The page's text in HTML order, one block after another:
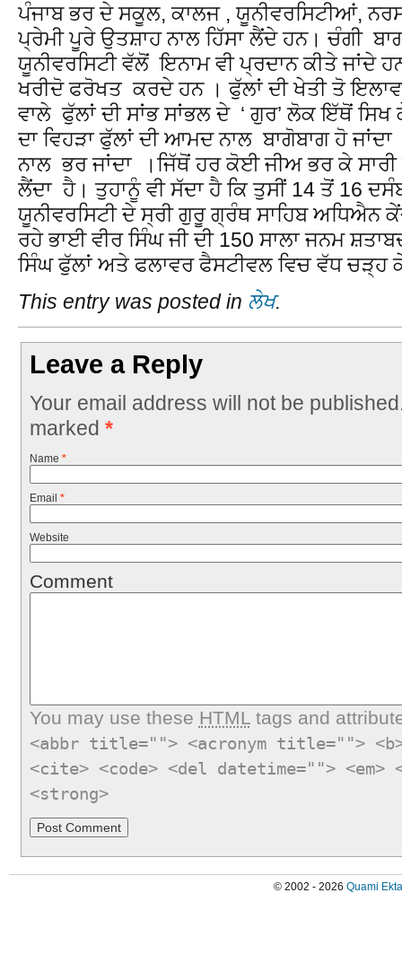
ਪੰਜਾਬ ਭਰ ਦੇ ਸਕੂਲ, ਕਾਲਜ , ਯੂਨੀਵਰਸਿਟੀਆਂ,
ਪ੍ਰੇਮੀ ਪੂਰੇ ਉਤਸ਼ਾਹ ਨਾਲ ਹਿੱਸਾ ਲੈਂਦੇ ਹਨ। ਚੰਗੀ
ਯੂਨੀਵਰਸਿਟੀ ਵੱਲੋਂ ਇਨਾਮ ਵੀ ਪ੍ਰਦਾਨ ਕੀਤੇ ਜਾਂਦੇ
ਖਰੀਦੋ ਫਰੋਖਤ ਕਰਦੇ ਹਨ । ਫੁੱਲਾਂ ਦੀ ਖੇਤੀ ਤੋ
ਵਾਲੇ ਫੁੱਲਾਂ ਦੀ ਸਾਂਭ ਸਾਂਭਲ ਦੇ ‘ ਗੁਰ’ ਲੋਕ ਇੱਥੋਂ
ਦਾ ਵਿਹੜਾ ਫੁੱਲਾਂ ਦੀ ਆਮਦ ਨਾਲ ਬਾਗੋਬਾਗ ਹੋ
ਨਾਲ ਭਰ ਜਾਂਦਾ ।ਜਿੱਥੋਂ ਹਰ ਕੋਈ ਜੀਅ ਭਰ ਕੇ
ਲੈਂਦਾ ਹੈ। ਤੁਹਾਨੂੰ ਵੀ ਸੱਦਾ ਹੈ ਕਿ ਤੁਸੀਂ 14 ਤੋਂ 16
ਯੂਨੀਵਰਸਿਟੀ ਦੇ ਸ੍ਰੀ ਗੁਰੂ ਗ੍ਰੰਥ ਸਾਹਿਬ
ਰਹੇ ਭਾਈ ਵੀਰ ਸਿੰਘ ਜੀ ਦੀ 150 ਸਾਲਾ ਜਨਮ
ਸਿੰਘ ਫੁੱਲਾਂ ਅਤੇ ਫਲਾਵਰ ਫੈਸਟੀਵਲ ਵਿਚ ਵੱਧ ਚੜ੍ਹ
This entry was posted in ਲੇਖ.
Leave a Reply
Your email address will not be
marked *
Name *
Email *
Website
Comment
You may use these HTMLtags and
<abbr title=""> <acronym title="">
<cite> <code> <del datetime="">
<strong>
© 2002 - 2026 Quami